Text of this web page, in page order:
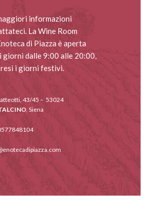
informazioni
La Wine Room
di Piazza è aperta
dalle 9:00 alle 20:00,
i giorni festivi.
43/45 – 53024
, Siena